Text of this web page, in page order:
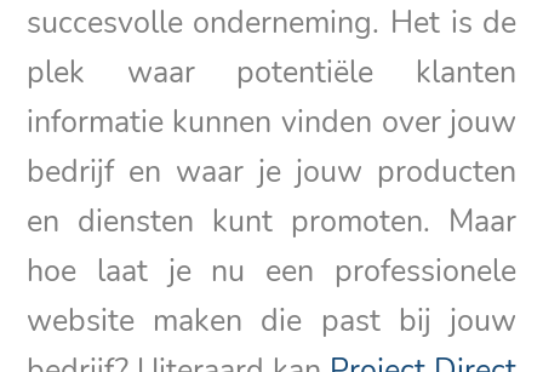
succesvolle onderneming. Het is de
plek waar potentiële klanten
informatie kunnen vinden over jouw
bedrijf en waar je jouw producten
en diensten kunt promoten. Maar
hoe laat je nu een professionele
website maken die past bij jouw